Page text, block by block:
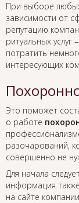
При выборе
зависимости от
репутацию
ритуальных
потратить
интересующих
Это поможет
о работе
разочарований,
совершенно не
Для начала
информация
на сайте